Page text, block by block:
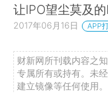
让IPO望尘莫及
2017年06月16日 APP
财新网所刊载内容之
专属所有或持有。未
建立镜像等任何使用。